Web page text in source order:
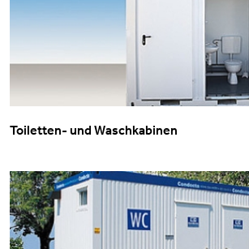
Toiletten- und Waschkabinen